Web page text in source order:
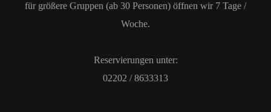
für größere Gruppen (ab 30 Personen) öffnen wir 7 Tage /
Woche.
Reservierungen unter:
02202 / 8633313